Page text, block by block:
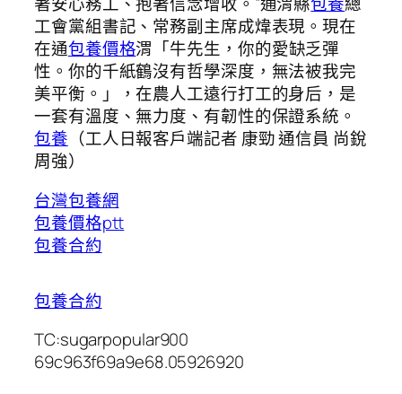
工會黨組書記、常務副主席成煒表現。現在
在通包養價格渭「牛先生，你的愛缺乏彈
性。你的千紙鶴沒有哲學深度，無法被我完
美平衡。」，在農人工遠行打工的身后，是
一套有溫度、無力度、有韌性的保證系統。
包養 （工人日報客戶端記者 康勁 通信員 尚銳
周強）
台灣包養網
包養價格ptt
包養合約
包養合約
TC:sugarpopular900
69c963f69a9e68.05926920